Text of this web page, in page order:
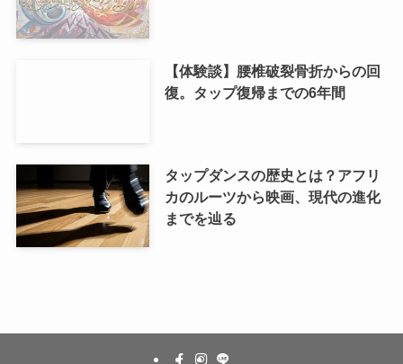
【体験談】腰椎破裂骨折からの回
復。タップ復帰までの6年間
タップダンスの歴史とは？アフリ
カのルーツから映画、現代の進化
までを辿る